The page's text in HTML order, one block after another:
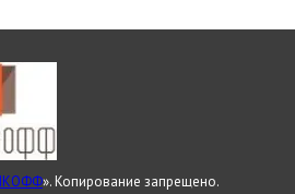
». Копирование запрещено.